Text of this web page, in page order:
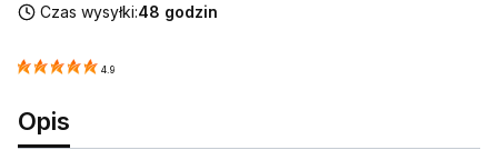
Czas wysyłki:48 godzin
4.9
Opis